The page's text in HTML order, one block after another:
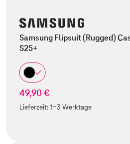
Samsung Flipsuit (Rugged)
S25+
49,90 €
Lieferzeit:1-3 Werktage